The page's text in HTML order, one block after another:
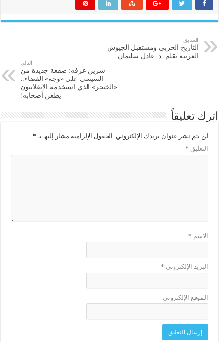
السابق
التاريخ الحربي ومستقبل الجيوش
العربية بقلم: د. عادل سليمان
التالي
شرين عرفه: صفعة جديدة من
السيسي على «وجه» القضاء..
«الخنجر» الذي استخدمه الانقلابيون
يطعن أصحابه!
اترك تعليقاً
لن يتم نشر عنوان بريدك الإلكتروني. الحقول الإلزامية مشار إليها بـ *
التعليق *
الاسم *
البريد الإلكتروني *
الموقع الإلكتروني